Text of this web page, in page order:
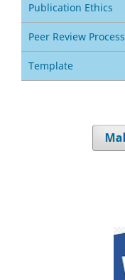
Publication Ethics
Peer Review Process
Template